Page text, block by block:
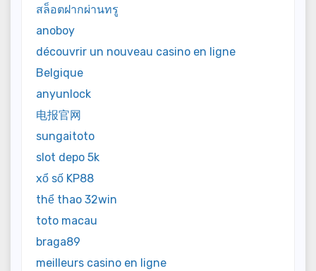
สล็อตฝากผ่านทรู
anoboy
découvrir un nouveau casino en ligne
Belgique
anyunlock
电报官网
sungaitoto
slot depo 5k
xổ số KP88
thể thao 32win
toto macau
braga89
meilleurs casino en ligne